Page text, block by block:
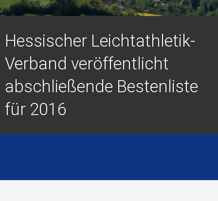
Hessischer Leichtathletik-
Verband veröffentlicht
abschließende Bestenliste
für 2016